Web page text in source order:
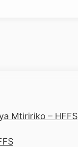
Mtiririko – HFFS